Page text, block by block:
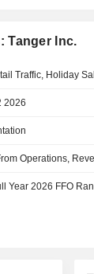
Tanger Inc.
Traffic, Holiday
2026